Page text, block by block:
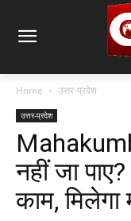
Home उत्तर-प्रदेश
उत्तर-प्रदेश
नहीं जा
काम, मिलेगा